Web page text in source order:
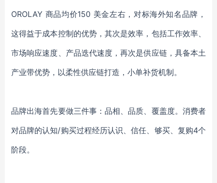
OROLAY 商品均价150 美金左右，对标海外知名品牌，
这得益于成本控制的优势，其次是效率，包括工作效率、
市场响应速度、产品迭代速度，再次是供应链，具备本土
产业带优势，以柔性供应链打造，小单补货机制。
品牌出海首先要做三件事：品相、品质、覆盖度。消费者
对品牌的认知/购买过程经历认识、信任、够买、复购4个
阶段。